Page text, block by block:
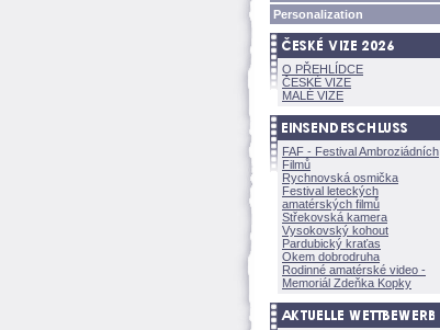
Personalization
O PŘEHLÍDCE
ČESKÉ VIZE
MALÉ VIZE
FAF - Festival Ambroziádních
Filmů
Rychnovská osmička
Festival leteckých
amatérských filmů
Střekovská kamera
Vysokovský kohout
Pardubický kraťas
Okem dobrodruha
Rodinné amatérské video -
Memoriál Zdeňka Kopky